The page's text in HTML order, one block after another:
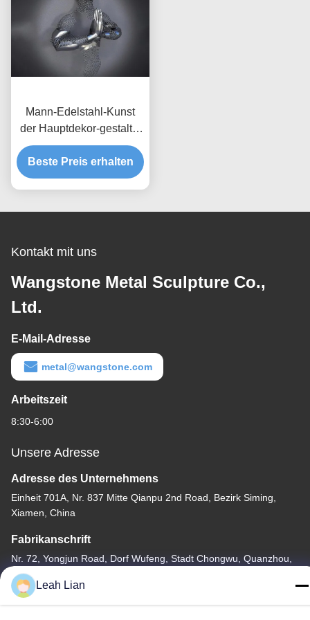
Mann-Edelstahl-Kunst
der Hauptdekor-gestaltet
bildliche Wand-3d mattes
Finish
Beste Preis erhalten
Kontakt mit uns
Wangstone Metal Sculpture Co.,
Ltd.
E-Mail-Adresse
metal@wangstone.com
Arbeitszeit
8:30-6:00
Unsere Adresse
Adresse des Unternehmens
Einheit 701A, Nr. 837 Mitte Qianpu 2nd Road, Bezirk Siming,
Xiamen, China
Fabrikanschrift
Nr. 72, Yongjun Road, Dorf Wufeng, Stadt Chongwu, Quanzhou,
Fujian, China
Tel.
Leah Lian